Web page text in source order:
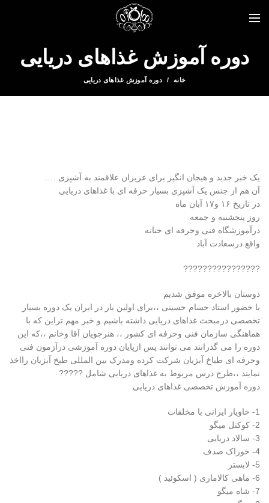
دوره آموزش غذاهای دریایی
خانه دوره آموزش غذاهای دریایی
یک خبر جدید و هیجان انگیز برای عزیزان علاقمند به آشپزی ….
آن هم از جنس یک آشپزی بسیار حرفه ای با غذاهای دریایی
در تاریخ ۱۶ و۱۷ آبان ماه
روز پنجشنبه و جمعه
درآموزشگاه فنی وحرفه ای حنانه
واقع درسعادت آباد
????????????????
دوستان بالاخره موفق شدیم
با حضور استاد حسام حسینی ،،برای اولین بار در ایران یک دوره بسیار
تخصصی درمبحث غذاهای دریایی داشته باشیم و خبر مهم تراین که با
هماهنگی سازمان فنی وحرفه ای کشور ،، هنرجویان آقا وخانم ،،که این
دوره را می گذرانند می توانند پس ازپایان دوره آموزشی درآزمون فنی
وحرفه ای طباخ آبزیان شرکت کرده ومدرک بین المللی طبخ آبزیان رااخذ
نمایند ،،طرح درس مربوط به غذاهای دریایی شامل ?????
دوره آموزش تخصصی غذاهای دریایی
1- خاویار ایرانی با مخلفات
2- کوکتل میگو
3- سالاد دریایی
4- خوراک صدف
5- لابستر
6- ماهی کالاماری ( اسکوئید )
7- شاه میگو